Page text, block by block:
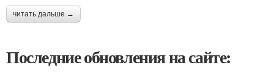
читать дальше →
Последние обновления на сайте: